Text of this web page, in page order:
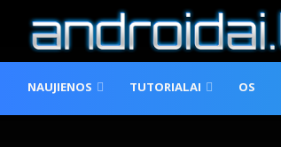
NAUJIENOS TUTORIALAI OS